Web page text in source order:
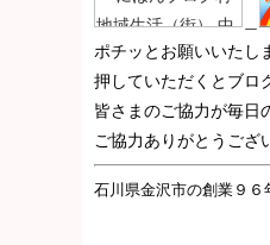
ポチッとお願いいたし
押していただくとブロ
皆さまのご協力が毎日
ご協力ありがとうござ
石川県金沢市の創業９